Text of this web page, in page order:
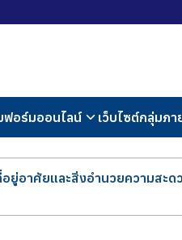
ฟอร์มออนไลน์ เว็บไซต์กลุ่มภา
อาศัยและสิ่งอำนวยความสะ